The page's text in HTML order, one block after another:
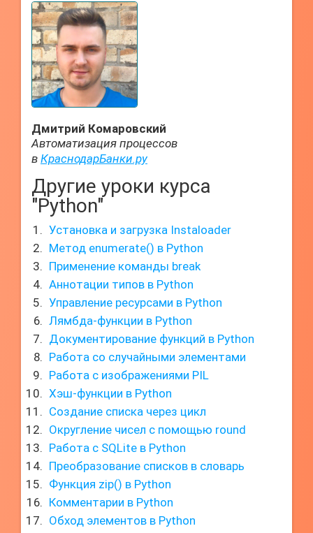
Дмитрий Комаровский
Автоматизация процессов
в КраснодарБанки.ру
Другие уроки курса
"Python"
Установка и загрузка Instaloader
Метод enumerate() в Python
Применение команды break
Аннотации типов в Python
Управление ресурсами в Python
Лямбда-функции в Python
Документирование функций в Python
Работа со случайными элементами
Работа с изображениями PIL
Хэш-функции в Python
Создание списка через цикл
Округление чисел с помощью round
Работа с SQLite в Python
Преобразование списков в словарь
Функция zip() в Python
Комментарии в Python
Обход элементов в Python